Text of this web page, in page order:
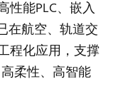
性能PLC、嵌入
在航空、轨道交
程化应用，支撑
柔性、高智能